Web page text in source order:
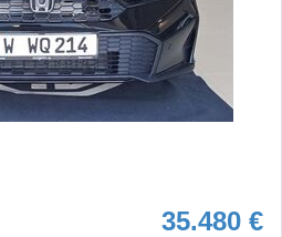
35.480 €